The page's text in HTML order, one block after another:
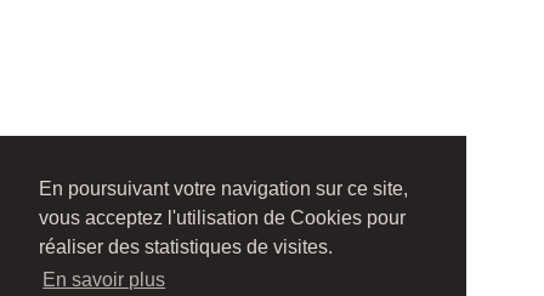
En poursuivant votre navigation sur ce site,
vous acceptez l'utilisation de Cookies pour
réaliser des statistiques de visites.
En savoir plus